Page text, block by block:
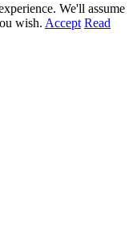
We'll assume
wish. Accept Read